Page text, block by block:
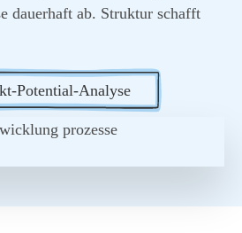
dau­er­haft ab. Struk­tur schafft
Poten­ti­al-Ana­ly­se